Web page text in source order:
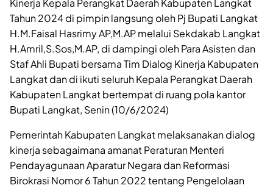
Kinerja Kepala Perangkat Daerah Kabupaten Langkat
Tahun 2024 di pimpin langsung oleh Pj Bupati Langkat
H.M.Faisal Hasrimy AP,M.AP melalui Sekdakab Langkat
H.Amril,S.Sos,M.AP, di dampingi oleh Para Asisten dan
Staf Ahli Bupati bersama Tim Dialog Kinerja Kabupaten
Langkat dan di ikuti seluruh Kepala Perangkat Daerah
Kabupaten Langkat bertempat di ruang pola kantor
Bupati Langkat, Senin (10/6/2024)
Pemerintah Kabupaten Langkat melaksanakan dialog
kinerja sebagaimana amanat Peraturan Menteri
Pendayagunaan Aparatur Negara dan Reformasi
Birokrasi Nomor 6 Tahun 2022 tentang Pengelolaan